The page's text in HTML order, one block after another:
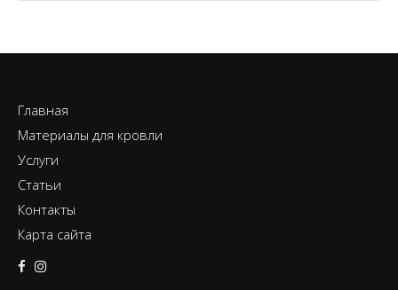
Главная
Материалы для кровли
Услуги
Статьи
Контакты
Карта сайта